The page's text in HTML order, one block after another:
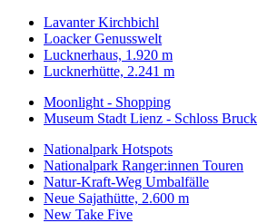
Lavanter Kirchbichl
Loacker Genusswelt
Lucknerhaus, 1.920 m
Lucknerhütte, 2.241 m
Moonlight - Shopping
Museum Stadt Lienz - Schloss Bruck
Nationalpark Hotspots
Nationalpark Ranger:innen Touren
Natur-Kraft-Weg Umbalfälle
Neue Sajathütte, 2.600 m
New Take Five